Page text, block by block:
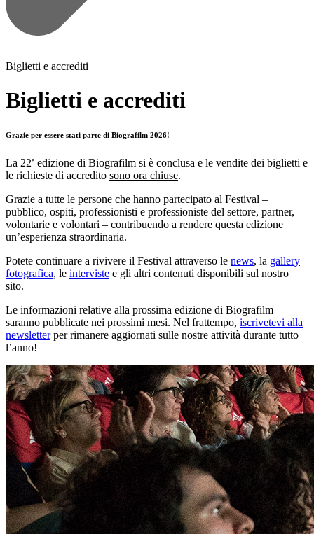
Biglietti e accrediti
Biglietti e accrediti
Grazie per essere stati parte di Biografilm 2026!
La 22ª edizione di Biografilm si è conclusa e le vendite dei biglietti e
le richieste di accredito sono ora chiuse.
Grazie a tutte le persone che hanno partecipato al Festival –
pubblico, ospiti, professionisti e professioniste del settore, partner,
volontarie e volontari – contribuendo a rendere questa edizione
un’esperienza straordinaria.
Potete continuare a rivivere il Festival attraverso le news, la gallery
fotografica, le interviste e gli altri contenuti disponibili sul nostro
sito.
Le informazioni relative alla prossima edizione di Biografilm
saranno pubblicate nei prossimi mesi. Nel frattempo, iscrivetevi alla
newsletterper rimanere aggiornati sulle nostre attività durante tutto
l’anno!